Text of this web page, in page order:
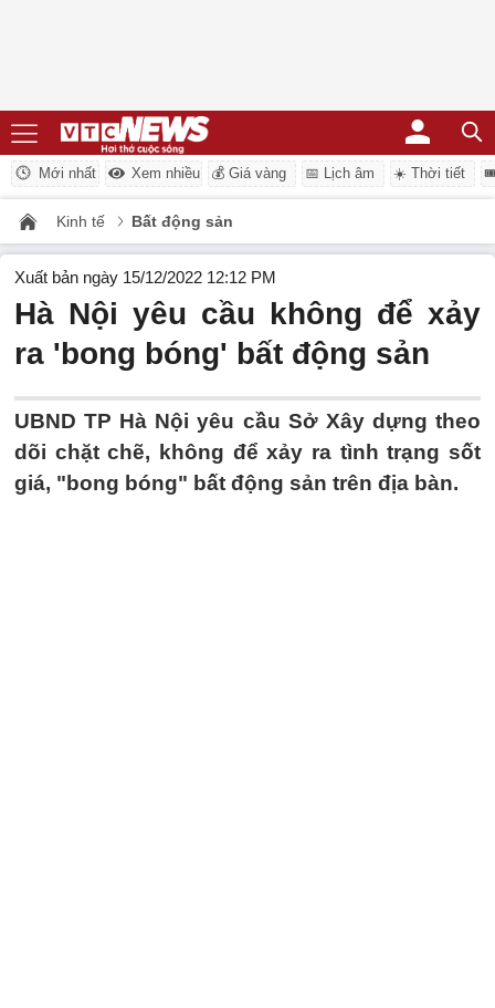
Mới nhất Xem nhiều 💰 Giá vàng 📅 Lịch âm ☀️ Thời tiết
Kinh tế Bất động sản
Xuất bản ngày 15/12/2022 12:12 PM
Hà Nội yêu cầu không để xảy
ra 'bong bóng' bất động sản
UBND TP Hà Nội yêu cầu Sở Xây dựng theo
dõi chặt chẽ, không để xảy ra tình trạng sốt
giá, "bong bóng" bất động sản trên địa bàn.